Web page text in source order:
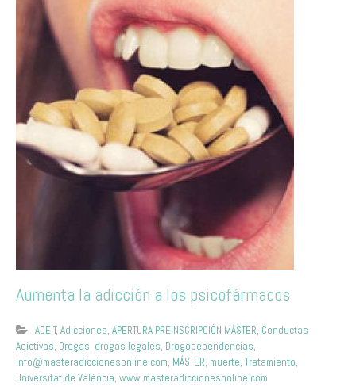
Aumenta la adicción a los psicofármacos
ADEIT, Adicciones, APERTURA PREINSCRIPCIÓN MÁSTER, Conductas
Adictivas, Drogas, drogas legales, Drogodependencias,
info@masteradiccionesonline.com, MÁSTER, muerte, Tratamiento,
Universitat de València, www.masteradiccionesonline.com